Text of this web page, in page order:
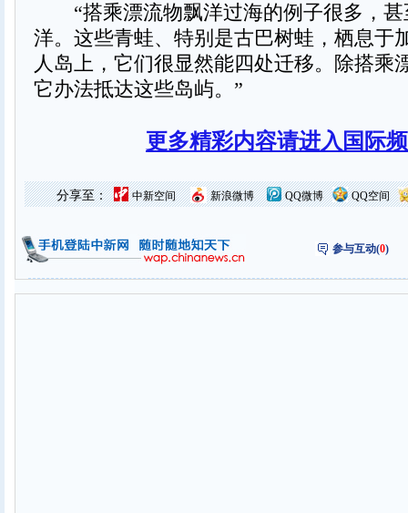
“搭乘漂流物飘洋过海的例子很多，甚
洋。这些青蛙、特别是古巴树蛙，栖息于
人岛上，它们很显然能四处迁移。除搭乘
它办法抵达这些岛屿。”
更多精彩内容请进入国际
QQ空间
QQ微博
新浪微博
中新空间
分享至：
参与互动(0)